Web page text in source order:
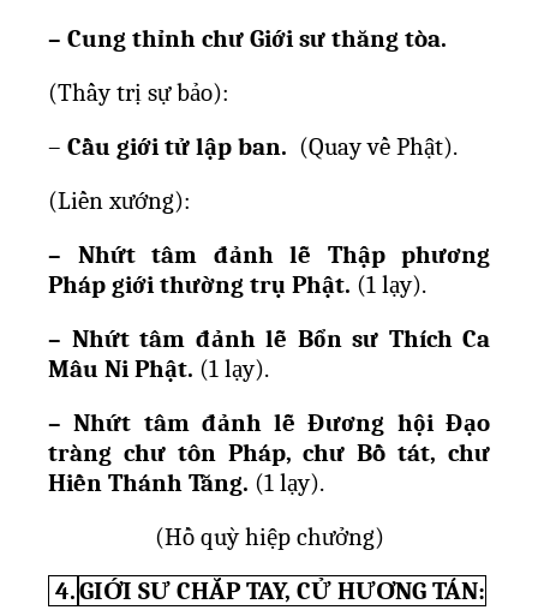
– Cung thỉnh chư Giới sư thăng tòa.
(Thầy trị sựbảo):
– Cầu giới tử lập ban. (Quay về Phật).
(Liền xướng):
– Nhứt tâm đảnh lễ Thập phương
Pháp giới thường trụ Phật. (1 lạy).
– Nhứt tâm đảnh lễ Bổn sư Thích Ca
Mâu Ni Phật. (1 lạy).
– Nhứt tâm đảnh lễ Đương hội Đạo
tràng chưtôn Pháp, chư Bồ tát, chư
Hiền Thánh Tăng. (1 lạy).
(Hồquỳ hiệp chưởng)
4.GIỚI SƯ CHẮP TAY, CỬ HƯƠNG TÁN: